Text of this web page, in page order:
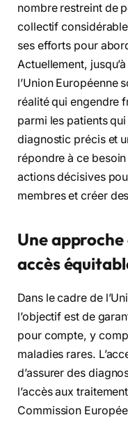
nombre restreint de
collectif
ses efforts pour
Actuellement,
l’Union Européenne
réalité qui engendre
parmi les patients
diagnostic précis et
répondre à ce
actions décisives
membres et créer
Une
accès
Dans le cadre de
l’objectif est de
pour compte, y
maladies rares.
d’assurer des
l’accès aux
Commission